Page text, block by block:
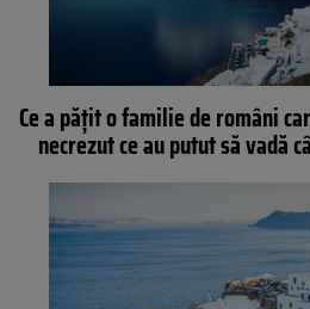
Ce a pățit o familie de români
necrezut ce au putut să vadă